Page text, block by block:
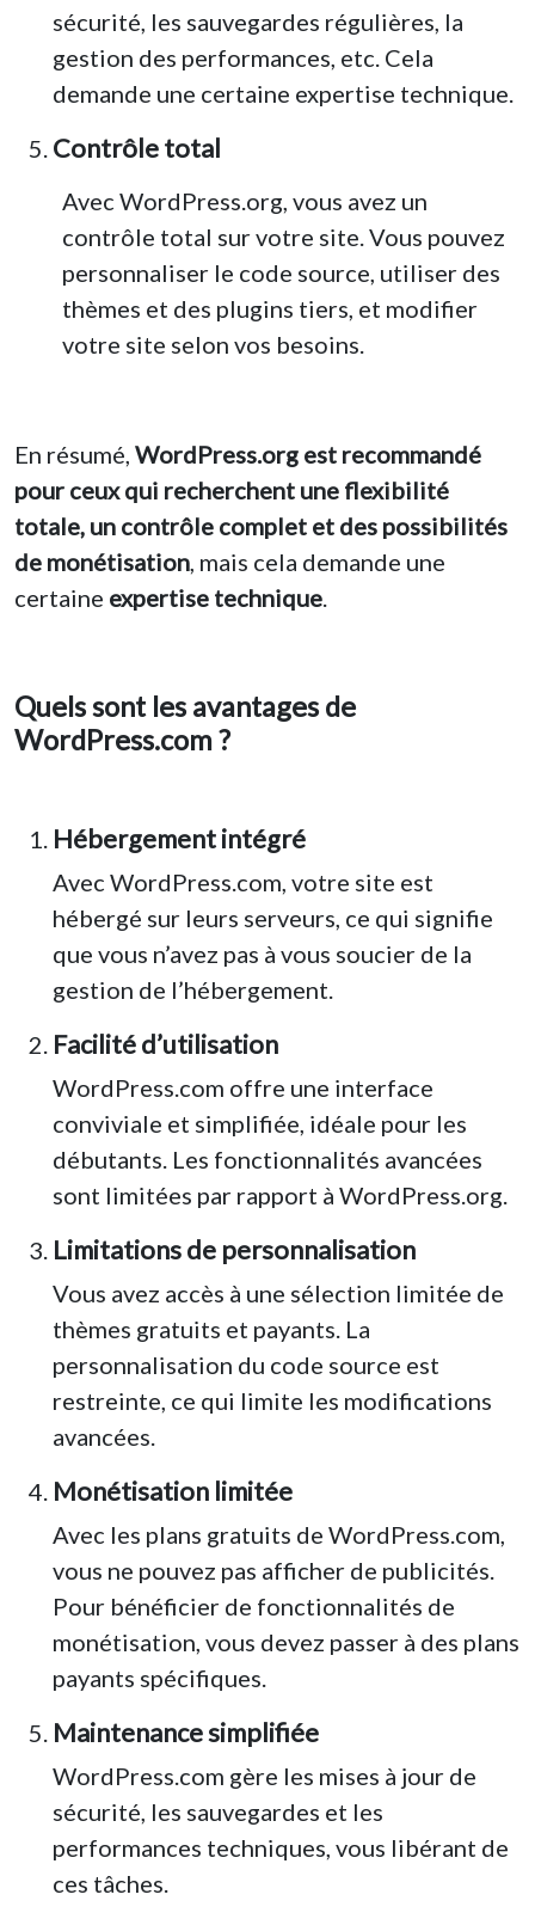
sécurité, les sauvegardes régulières, la
gestion des performances, etc. Cela
demande une certaine expertise technique.
Contrôle total
Avec WordPress.org, vous avez un
contrôle total sur votre site. Vous pouvez
personnaliser le code source, utiliser des
thèmes et des plugins tiers, et modifier
votre site selon vos besoins.
En résumé, WordPress.org est recommandé
pour ceux qui recherchent une flexibilité
totale, un contrôle complet et des possibilités
de monétisation , mais cela demande une
certaine expertise technique
Quels sont les avantages de
WordPress.com ?
Hébergement intégré
Avec WordPress.com, votre site est
hébergé sur leurs serveurs, ce qui signifie
que vous n’avez pas à vous soucier de la
gestion de l’hébergement.
Facilité d’utilisation
WordPress.com offre une interface
conviviale et simplifiée, idéale pour les
débutants. Les fonctionnalités avancées
sont limitées par rapport à WordPress.org.
Limitations de personnalisation
Vous avez accès à une sélection limitée de
thèmes gratuits et payants. La
personnalisation du code source est
restreinte, ce qui limite les modifications
avancées.
Monétisation limitée
Avec les plans gratuits de WordPress.com,
vous ne pouvez pas afficher de publicités.
Pour bénéficier de fonctionnalités de
monétisation, vous devez passer à des plans
payants spécifiques.
Maintenance simplifiée
WordPress.com gère les mises à jour de
sécurité, les sauvegardes et les
performances techniques, vous libérant de
ces tâches.